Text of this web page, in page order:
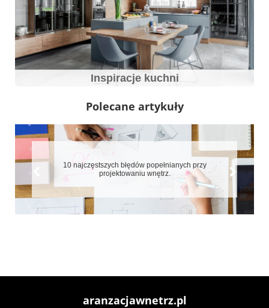
Inspiracje kuchni
Polecane artykuły
10 najczęstszych błędów popełnianych przy
projektowaniu wnętrz.
aranzacjawnetrz.pl